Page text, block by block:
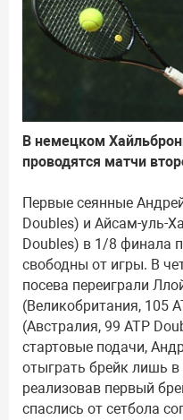
В немецком
проводятся матчи
Первые сеянные
Doubles) и Айсам-уль-
Doubles) в 1/8 финала
свободны от игры. В
посева переиграли
(Великобритания, 105
(Австралия, 99 ATP
стартовые подачи,
отыграть брейк лишь
реализовав первый
спаслись от сетбола